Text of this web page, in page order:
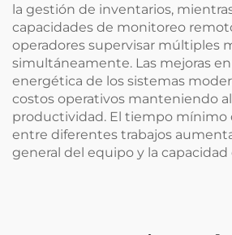
la gestión de inventarios,
capacidades de monitoreo
operadores supervisar múltiples
simultáneamente. Las mejoras
energética de los sistemas
costos operativos manteniendo
productividad. El tiempo mínimo
entre diferentes trabajos
general del equipo y la